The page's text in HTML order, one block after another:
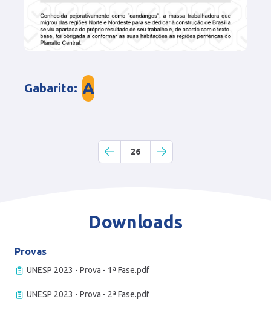
Gabarito: A
26
Downloads
Provas
UNESP 2023 - Prova - 1ª Fase.pdf
UNESP 2023 - Prova - 2ª Fase.pdf